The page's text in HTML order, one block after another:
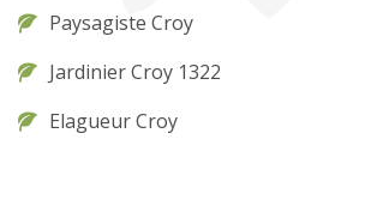
Paysagiste Croy
Jardinier Croy 1322
Elagueur Croy